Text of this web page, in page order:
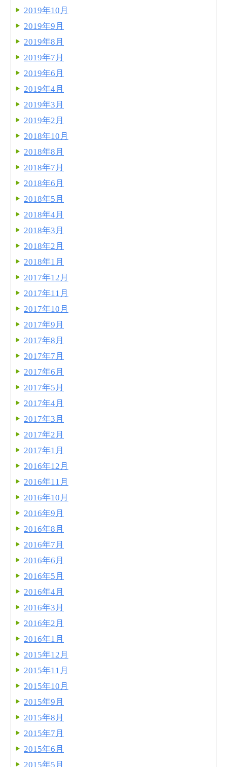
2019年10月
2019年9月
2019年8月
2019年7月
2019年6月
2019年4月
2019年3月
2019年2月
2018年10月
2018年8月
2018年7月
2018年6月
2018年5月
2018年4月
2018年3月
2018年2月
2018年1月
2017年12月
2017年11月
2017年10月
2017年9月
2017年8月
2017年7月
2017年6月
2017年5月
2017年4月
2017年3月
2017年2月
2017年1月
2016年12月
2016年11月
2016年10月
2016年9月
2016年8月
2016年7月
2016年6月
2016年5月
2016年4月
2016年3月
2016年2月
2016年1月
2015年12月
2015年11月
2015年10月
2015年9月
2015年8月
2015年7月
2015年6月
2015年5月